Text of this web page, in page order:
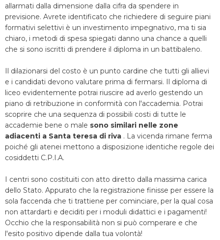
allarmati dalla dimensione dalla cifra da spendere in
previsione. Avrete identificato che richiedere di seguire piani
formativi selettivi è un investimento impegnativo, ma ti sia
chiaro, i metodi di spesa spiegati danno una chance a quelli
che si sono iscritti di prendere il diploma in un battibaleno.
Il dilazionarsi del costo è un punto cardine che tutti gli allievi
e i candidati devono valutare prima di fermarsi. Il diploma di
liceo evidentemente potrai riuscire ad averlo gestendo un
piano di retribuzione in conformità con l'accademia. Potrai
scoprire che una sequenza di possibili costi di tutte le
accademie bene o male sono similari nelle zone
adiacenti a Santa teresa di riva . La vicenda rimane ferma
poiché gli atenei mettono a disposizione identiche regole dei
cosiddetti C.P.I.A.
I centri sono costituiti con atto diretto dalla massima carica
dello Stato. Appurato che la registrazione finisse per essere la
sola faccenda che ti trattiene per cominciare, per la qual cosa
non attardarti e deciditi per i moduli didattici e i pagamenti!
Occhio che la responsabilità non si può comperare e che
l'esito positivo dipende dalla tua volontà!